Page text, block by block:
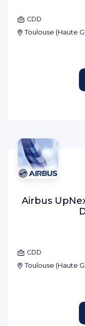
CDD
Toulouse (Haute
Airbus
CDD
Toulouse (Haute